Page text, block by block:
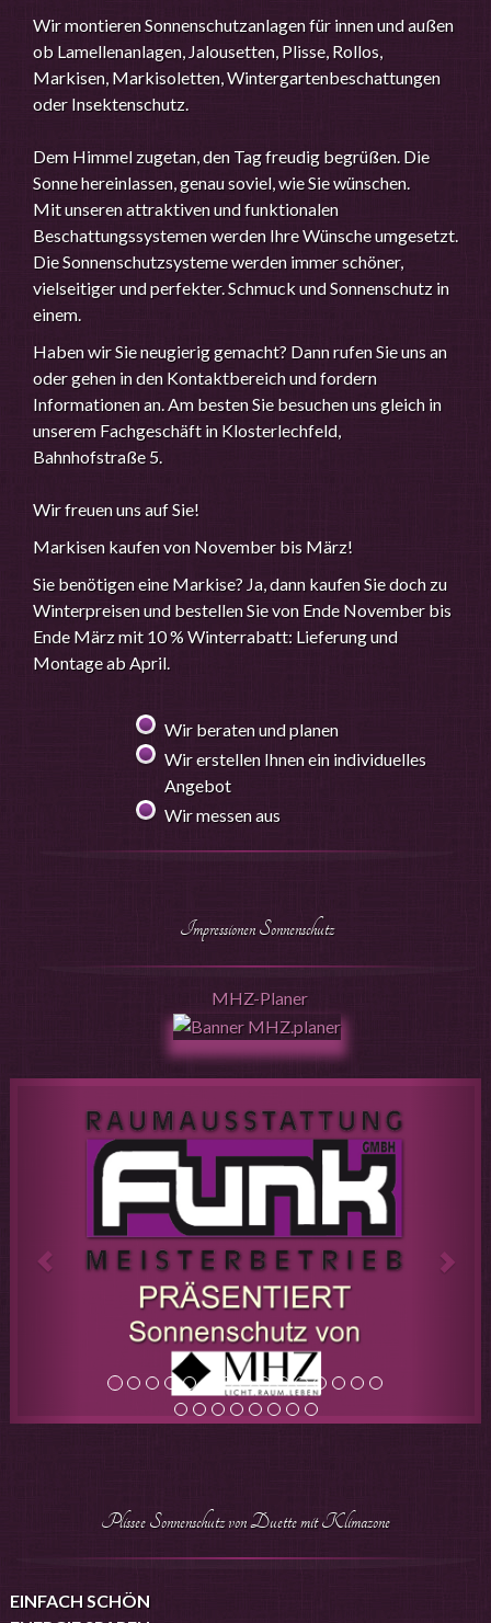
Wir montieren Sonnenschutzanlagen für innen und außen
ob Lamellenanlagen, Jalousetten, Plisse, Rollos,
Markisen, Markisoletten, Wintergartenbeschattungen
oder Insektenschutz.
Dem Himmel zugetan, den Tag freudig begrüßen. Die
Sonne hereinlassen, genau soviel, wie Sie wünschen.
Mit unseren attraktiven und funktionalen
Beschattungssystemen werden Ihre Wünsche umgesetzt.
Die Sonnenschutzsysteme werden immer schöner,
vielseitiger und perfekter. Schmuck und Sonnenschutz in
einem.
Haben wir Sie neugierig gemacht? Dann rufen Sie uns an
oder gehen in den Kontaktbereich und fordern
Informationen an. Am besten Sie besuchen uns gleich in
unserem Fachgeschäft in Klosterlechfeld,
Bahnhofstraße 5.
Wir freuen uns auf Sie!
Markisen kaufen von November bis März!
Sie benötigen eine Markise? Ja, dann kaufen Sie doch zu
Winterpreisen und bestellen Sie von Ende November bis
Ende März mit 10 % Winterrabatt: Lieferung und
Montage ab April.
Wir beraten und planen
Wir erstellen Ihnen ein individuelles
Angebot
Wir messen aus
Impressionen Sonnenschutz
MHZ-Planer
Plissee Sonnenschutz von Duette mit Klimazone
EINFACH SCHÖN